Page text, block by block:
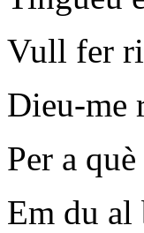
Vull fer
Dieu-me
Per a
Em du al